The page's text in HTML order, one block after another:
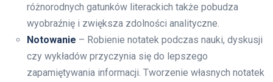
różnorodnych gatunków literackich także pobudza
wyobraźnię i zwiększa zdolności analityczne.
Notowanie – Robienie notatek podczas nauki, dyskusji
czy wykładów przyczynia się do lepszego
zapamiętywania informacji. Tworzenie własnych notatek